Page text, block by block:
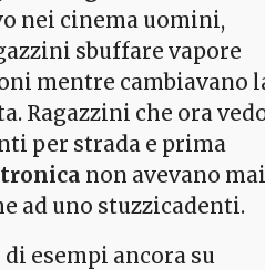
nei cinema uomini,
sbuffare vapore
mentre cambiavano
Ragazzini che ora
per strada e prima
non avevano mai
ad uno stuzzicadenti.
esempi ancora su